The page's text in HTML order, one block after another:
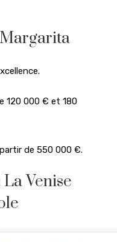
120 000 € et 180
de 550 000 €.
Venise